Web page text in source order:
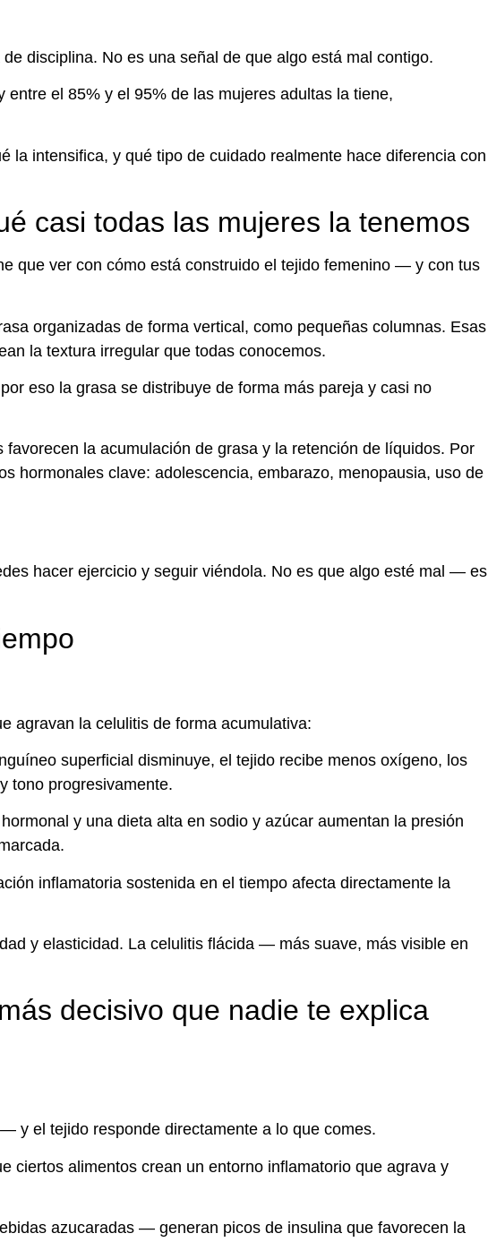
disciplina. No es una señal de que algo está mal contigo.
el 85% y el 95% de las mujeres adultas la tiene,
la intensifica, y qué tipo de cuidado realmente hace diferencia con
casi todas las mujeres la tenemos
que ver con cómo está construido el tejido femenino — y con tus
organizadas de forma vertical, como pequeñas columnas. Esas
la textura irregular que todas conocemos.
eso la grasa se distribuye de forma más pareja y casi no
la acumulación de grasa y la retención de líquidos. Por
hormonales clave: adolescencia, embarazo, menopausia, uso de
hacer ejercicio y seguir viéndola. No es que algo esté mal — es
agravan la celulitis de forma acumulativa:
superficial disminuye, el tejido recibe menos oxígeno, los
tono progresivamente.
y una dieta alta en sodio y azúcar aumentan la presión
inflamatoria sostenida en el tiempo afecta directamente la
y elasticidad. La celulitis flácida — más suave, más visible en
decisivo que nadie te explica
y el tejido responde directamente a lo que comes.
ciertos alimentos crean un entorno inflamatorio que agrava y
azucaradas — generan picos de insulina que favorecen la